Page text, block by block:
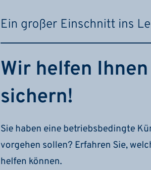
Ein großer Einschnitt ins
Wir helfen
sichern!
Sie haben eine betriebsbedingte
vorgehen sollen? Erfahren Sie,
helfen können.